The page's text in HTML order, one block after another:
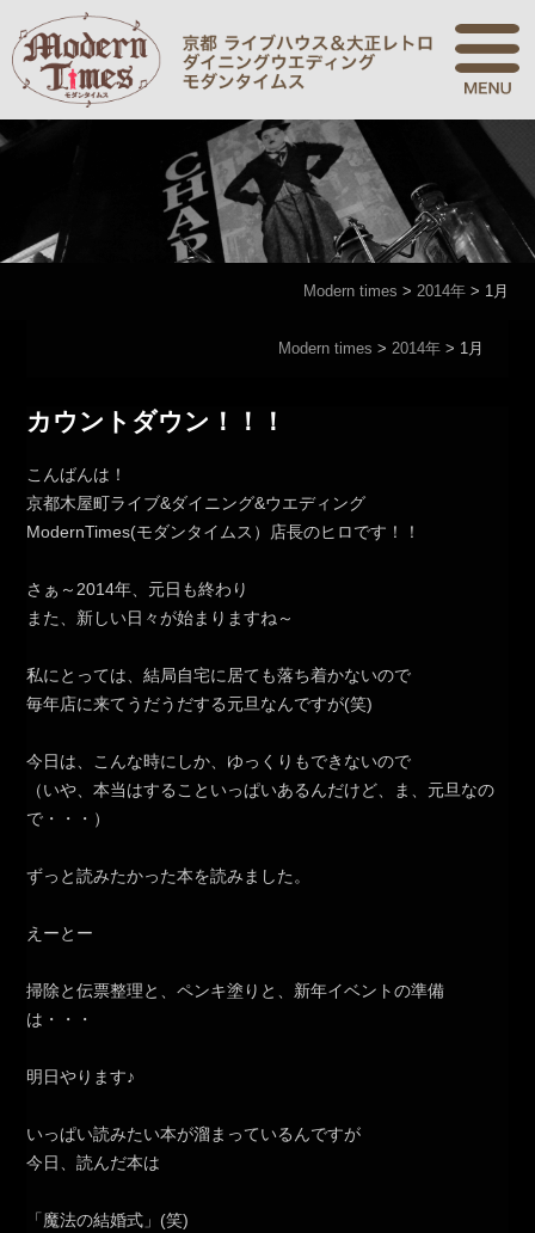
Modern times > 2014年> 1月
Modern times >2014年 > 1月
カウントダウン！！！
こんばんは！
京都木屋町ライブ&ダイニング&ウエディング
ModernTimes(モダンタイムス）店長のヒロです！！
さぁ～2014年、元日も終わり
また、新しい日々が始まりますね～
私にとっては、結局自宅に居ても落ち着かないので
毎年店に来てうだうだする元旦なんですが(笑)
今日は、こんな時にしか、ゆっくりもできないので
（いや、本当はすることいっぱいあるんだけど、ま、元旦なの
で・・・）
ずっと読みたかった本を読みました。
えーとー
掃除と伝票整理と、ペンキ塗りと、新年イベントの準備
は・・・
明日やります♪
いっぱい読みたい本が溜まっているんですが
今日、読んだ本は
「魔法の結婚式」(笑)